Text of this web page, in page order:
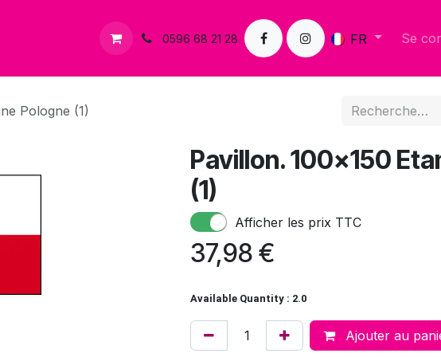
Contactez-nous 0596 68 21 28 FR Se
Pologne (1)
Pavillon. 100x150
(1)
Afficher les prix TTC
37,98 €
Available Quantity : 2.0
Ajouter au